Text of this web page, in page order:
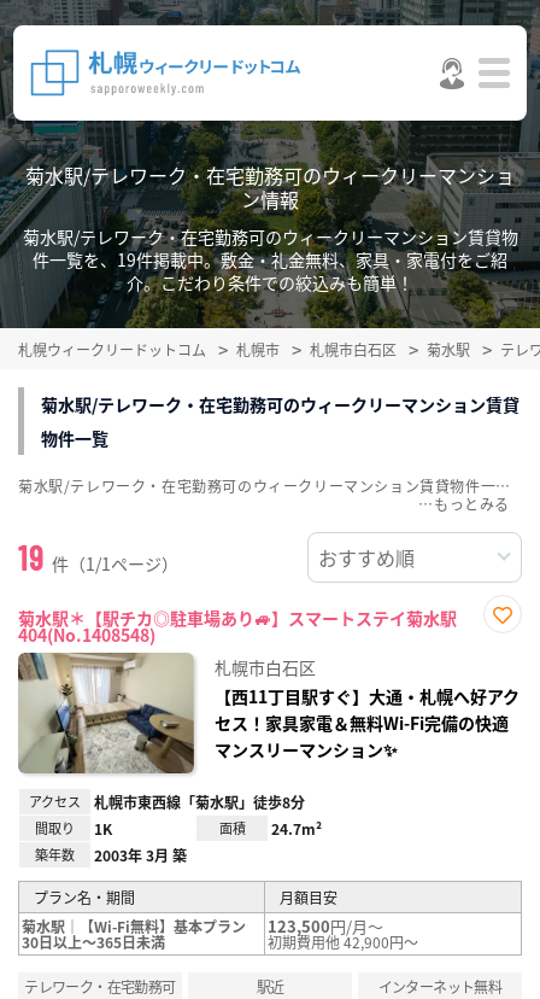
菊水駅/テレワーク・在宅勤務可のウィークリーマンショ
ン情報
菊水駅/テレワーク・在宅勤務可のウィークリーマンション賃貸物
件一覧を、19件掲載中。敷金・礼金無料、家具・家電付をご紹
介。こだわり条件での絞込みも簡単！
札幌ウィークリードットコム 札幌市 札幌市白石区 菊水駅 テレ
菊水駅/テレワーク・在宅勤務可のウィークリーマンション賃貸
物件一覧
19 件（1/1ページ）
菊水駅＊【駅チカ◎駐車場あり🚙】スマートステイ菊水駅
404(No.1408548)
録
札幌市白石区
【西11丁目駅すぐ】大通・札幌へ好アク
セス！家具家電＆無料Wi-Fi完備の快適
マンスリーマンション✨
アクセス 札幌市東西線「菊水駅」徒歩8分
間取り 1K 面積 24.7m²
築年数 2003年 3月 築
プラン名・期間
月額目安
菊水駅｜【Wi-Fi無料】基本プラン
30日以上～365日未満
123,500円/月～
初期費用他 42,900円～
テレワーク・在宅勤務可 駅近
インターネット無料
菊水駅/テレワーク・在宅勤務可のウィークリーマンション賃貸物件一覧を、19件掲載中。敷金・礼金無料、家具・家電付をご紹介。こだわり条件での絞込みも簡単！
…